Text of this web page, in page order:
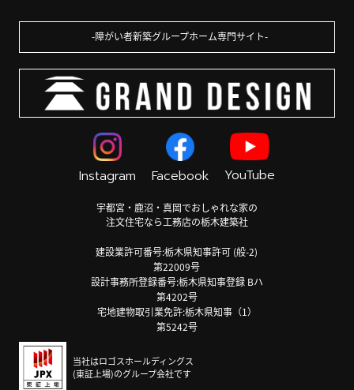
障がい者新築グループホーム専門サイト
Instagram Facebook YouTube
宇都宮・鹿沼・真岡でおしゃれな家の
注文住宅なら工務店の栃木建築社
建設業許可番号:栃木県知事許可 (般-2)
第22009号
設計事務所登録番号:栃木県知事登録 Bハ
第4202号
宅地建物取引業免許:栃木県知事（1）
第5242号
当社はロゴスホールディングス
(東証上場)のグループ会社です